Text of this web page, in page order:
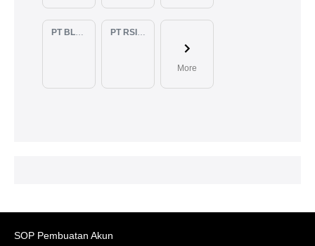
More
SOP Pembuatan Akun